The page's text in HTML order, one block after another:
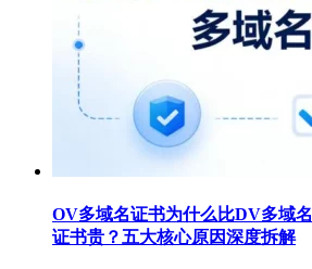
OV多域名证书为什么比DV多域名
证书贵？五大核心原因深度拆解